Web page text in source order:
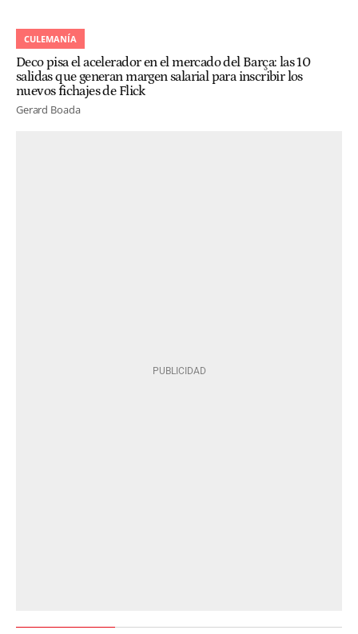
CULEMANÍA
Deco pisa el acelerador en el mercado del Barça: las 10
salidas que generan margen salarial para inscribir los
nuevos fichajes de Flick
Gerard Boada